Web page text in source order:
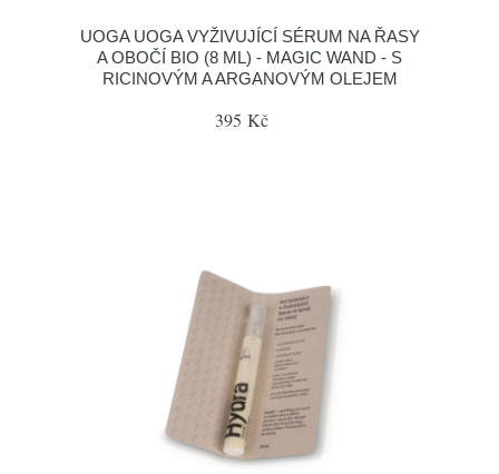
UOGA UOGA VYŽIVUJÍCÍ SÉRUM NA ŘASY
A OBOČÍ BIO (8 ML) - MAGIC WAND - S
RICINOVÝM A ARGANOVÝM OLEJEM
395 Kč